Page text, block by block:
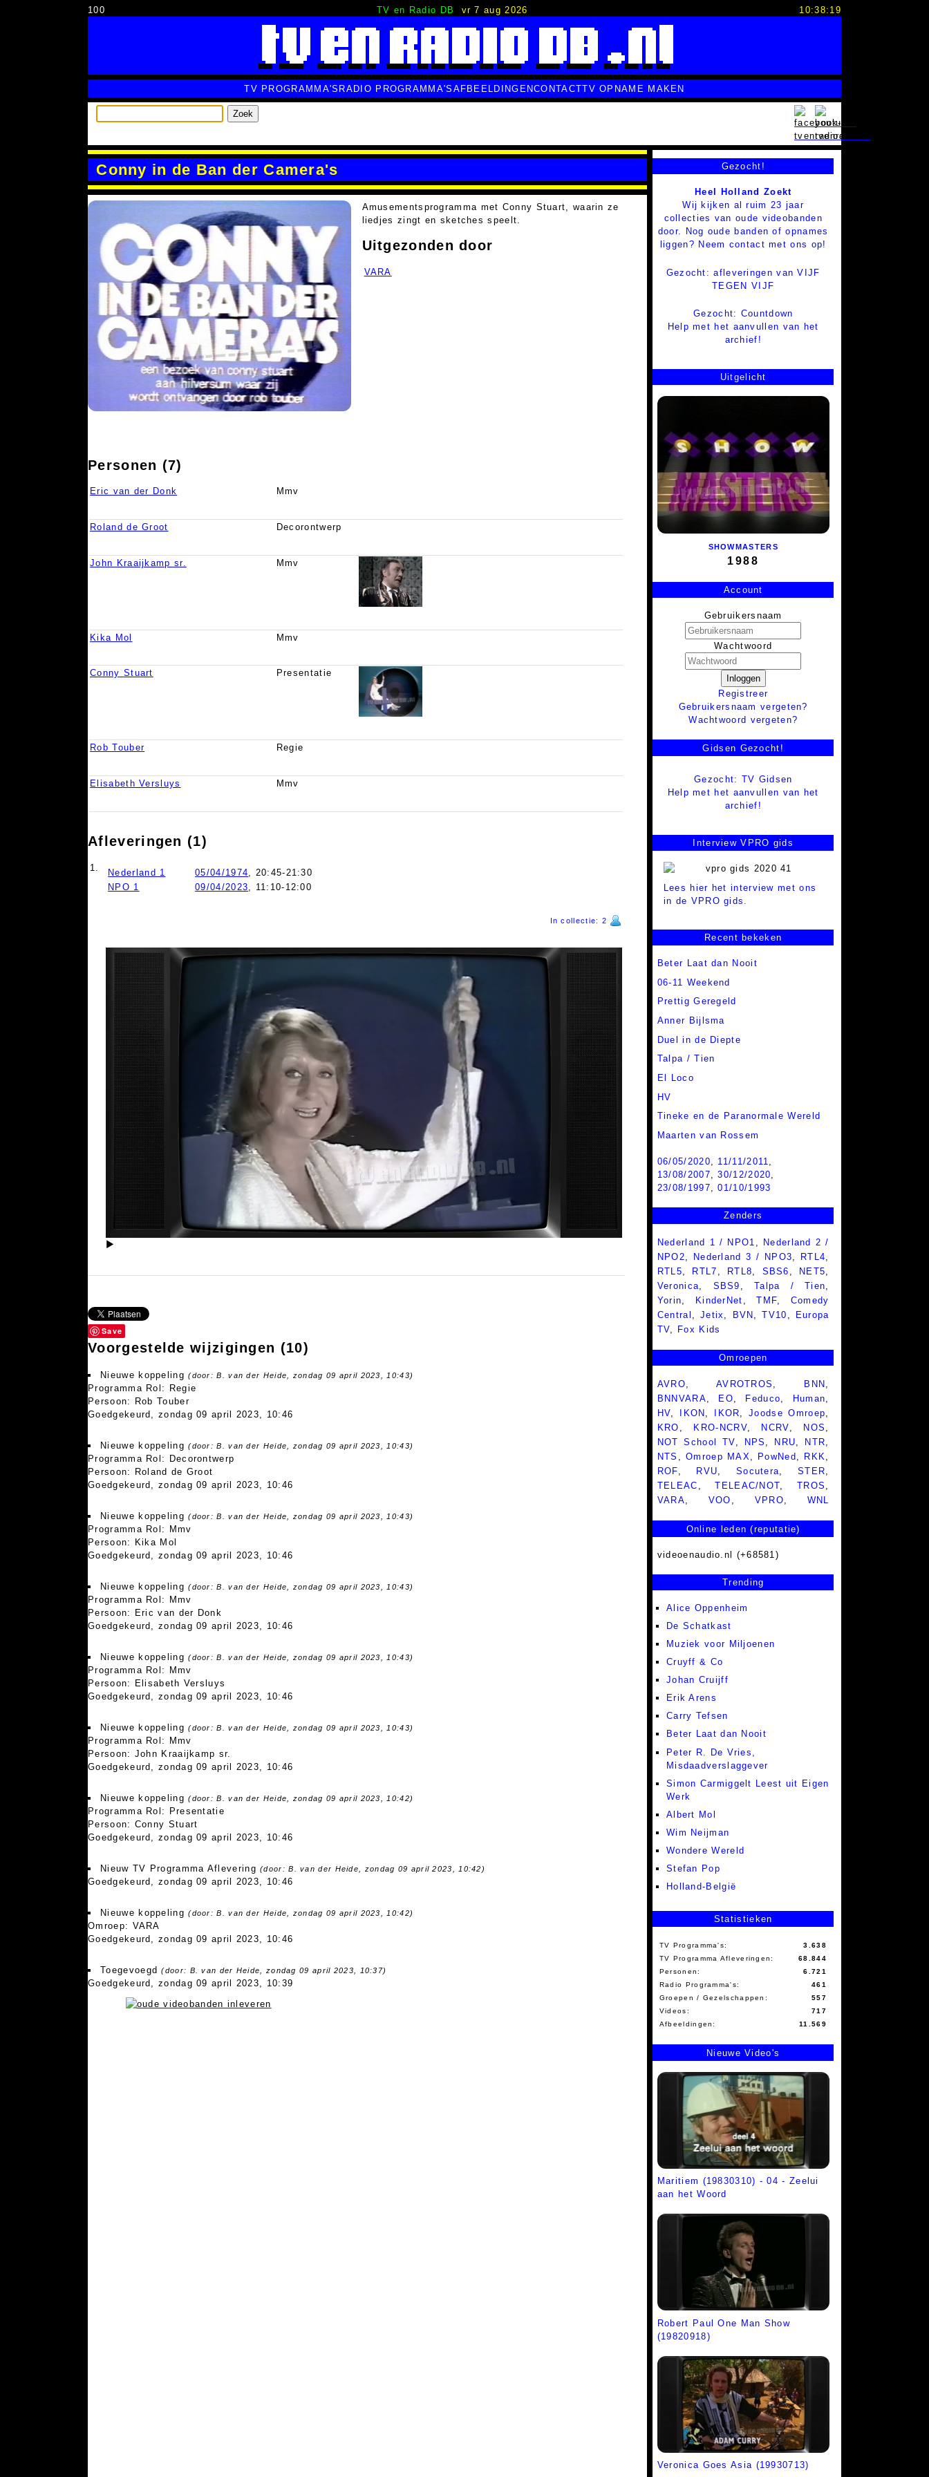
100 TV en Radio DB vr 7 aug 2026 10:38:20
TV PROGRAMMA'S RADIO PROGRAMMA'S AFBEELDINGENCONTACTTV OPNAME MAKEN
Zoek
Conny in de Ban der Camera's
Amusementsprogramma met Conny Stuart, waarin ze
liedjes zingt en sketches speelt.
Uitgezonden door
VARA
Personen (7)
Eric van der Donk Mmv
Roland de Groot Decorontwerp
John Kraaijkamp sr. Mmv
Kika Mol Mmv
Conny Stuart Presentatie
Rob Touber Regie
Elisabeth Versluys Mmv
Afleveringen (1)
1. Nederland 1 05/04/1974 , 20:45-21:30
NPO 1
09/04/2023 , 11:10-12:00
In collectie: 2
▶
Save
Voorgestelde wijzigingen (10)
Nieuwe koppeling(door: B. van der Heide, zondag 09 april 2023, 10:43)
Programma Rol: Regie
Persoon: Rob Touber
Goedgekeurd, zondag 09 april 2023, 10:46
Nieuwe koppeling(door: B. van der Heide, zondag 09 april 2023, 10:43)
Programma Rol: Decorontwerp
Persoon: Roland de Groot
Goedgekeurd, zondag 09 april 2023, 10:46
Nieuwe koppeling(door: B. van der Heide, zondag 09 april 2023, 10:43)
Programma Rol: Mmv
Persoon: Kika Mol
Goedgekeurd, zondag 09 april 2023, 10:46
Nieuwe koppeling(door: B. van der Heide, zondag 09 april 2023, 10:43)
Programma Rol: Mmv
Persoon: Eric van der Donk
Goedgekeurd, zondag 09 april 2023, 10:46
Nieuwe koppeling(door: B. van der Heide, zondag 09 april 2023, 10:43)
Programma Rol: Mmv
Persoon: Elisabeth Versluys
Goedgekeurd, zondag 09 april 2023, 10:46
Nieuwe koppeling(door: B. van der Heide, zondag 09 april 2023, 10:43)
Programma Rol: Mmv
Persoon: John Kraaijkamp sr.
Goedgekeurd, zondag 09 april 2023, 10:46
Nieuwe koppeling(door: B. van der Heide, zondag 09 april 2023, 10:42)
Programma Rol: Presentatie
Persoon: Conny Stuart
Goedgekeurd, zondag 09 april 2023, 10:46
Nieuw TV Programma Aflevering(door: B. van der Heide, zondag 09 april 2023, 10:42)
Goedgekeurd, zondag 09 april 2023, 10:46
Nieuwe koppeling(door: B. van der Heide, zondag 09 april 2023, 10:42)
Omroep: VARA
Goedgekeurd, zondag 09 april 2023, 10:46
Toegevoegd(door: B. van der Heide, zondag 09 april 2023, 10:37)
Goedgekeurd, zondag 09 april 2023, 10:39
Gezocht!
Heel Holland Zoekt
Wij kijken al ruim 23 jaar
collecties van oude videobanden
door. Nog oude banden of opnames
liggen? Neem contact met ons op!
Gezocht: afleveringen van VIJF
TEGEN VIJF
Gezocht: Countdown
Help met het aanvullen van het
archief!
Uitgelicht
SHOWMASTERS
1988
Account
Gebruikersnaam
Wachtwoord
Inloggen
Registreer
Gebruikersnaam vergeten?
Wachtwoord vergeten?
Gidsen Gezocht!
Gezocht: TV Gidsen
Help met het aanvullen van het
archief!
Interview VPRO gids
Lees hier het interview met ons
in de VPRO gids.
Recent bekeken
Beter Laat dan Nooit
06-11 Weekend
Prettig Geregeld
Anner Bijlsma
Duel in de Diepte
Talpa / Tien
El Loco
HV
Tineke en de Paranormale Wereld
Maarten van Rossem
06/05/2020, 11/11/2011,
13/08/2007,30/12/2020,
23/08/1997,01/10/1993
Zenders
Nederland 1 / NPO1
Nederland 2 /
NPO2
Nederland 3 / NPO3 RTL4
RTL5
RTL7 RTL8 SBS6 NET5
Veronica
SBS9 ,Talpa / Tien
Yorin
KinderNet ,TMF
Comedy
Central
Jetix BVN ,TV10
Europa
TV
Fox Kids
Omroepen
AVRO, AVROTROS , BNN ,
BNNVARA, EO, Feduco, Human,
HV, IKON , IKOR,Joodse Omroep,
KRO , KRO-NCRV, NCRV, NOS ,
NOT School TV, NPS , NRU, NTR,
NTS ,Omroep MAX, PowNed , RKK,
ROF, RVU, Socutera,STER,
TELEAC ,TELEAC/NOT,TROS ,
VARA, VOO , VPRO, WNL
Online leden (reputatie)
videoenaudio.nl (+68581)
Trending
Alice Oppenheim
De Schatkast
Muziek voor Miljoenen
Cruyff & Co
Johan Cruijff
Erik Arens
Carry Tefsen
Beter Laat dan Nooit
Peter R. De Vries,
Misdaadverslaggever
Simon Carmiggelt Leest uit Eigen
Werk
Albert Mol
Wim Neijman
Wondere Wereld
Stefan Pop
Holland-België
Statistieken
TV Programma's:
3.638
TV Programma Afleveringen:
68.844
Personen:
6.721
Radio Programma's:
461
Groepen / Gezelschappen:
557
Videos:
717
Afbeeldingen:
11.569
Nieuwe Video's
Maritiem (19830310) - 04 - Zeelui
aan het Woord
Robert Paul One Man Show
(19820918)
Veronica Goes Asia (19930713)